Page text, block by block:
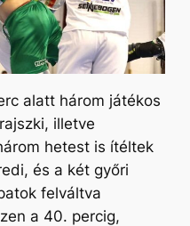
alatt három játékos
illetve
hetest is ítéltek
és a két győri
felváltva
a 40. percig,